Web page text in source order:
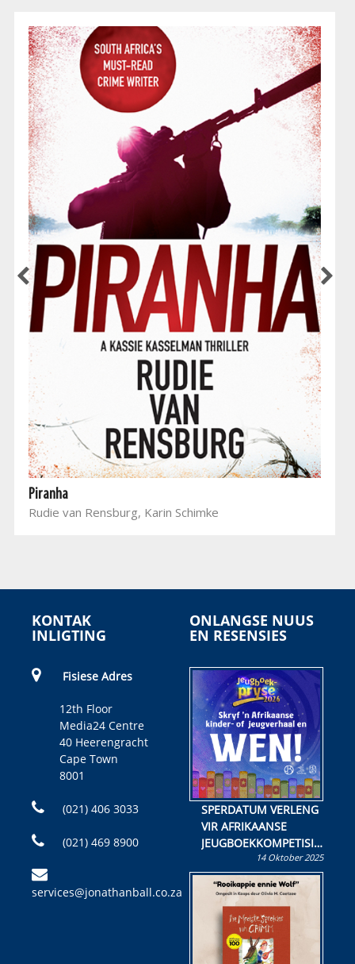
Piranha
Rudie van Rensburg, Karin Schimke
KONTAK
INLIGTING
Fisiese Adres
12th Floor
Media24 Centre
40 Heerengracht
Cape Town
8001
(021) 406 3033
(021) 469 8900
services@jonathanball.co.za
ONLANGSE NUUS
EN RESENSIES
SPERDATUM VERLENG
VIR AFRIKAANSE
JEUGBOEKKOMPETISIE
Skryf ’n jeugboek of
kinderboek en staan ’n
kans om R50 000 te
wen!
14 Oktober 2025